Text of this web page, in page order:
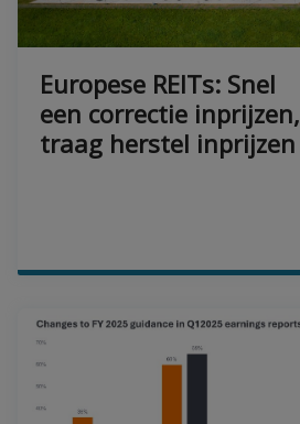
Europese REITs: Snel
een correctie inprijzen,
traag herstel inprijzen